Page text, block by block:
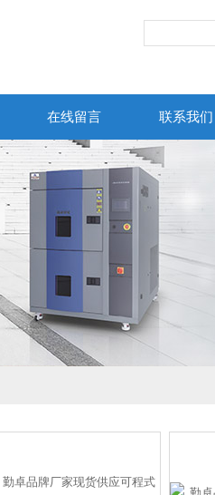
在线留言 联系我们